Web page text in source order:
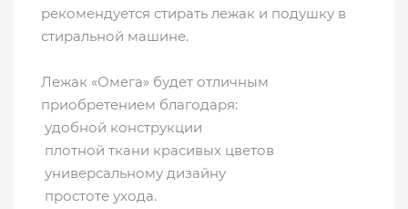
рекомендуется стирать лежак и подушку в
стиральной машине.
Лежак «Омега» будет отличным
приобретением благодаря:
удобной конструкции
плотной ткани красивых цветов
универсальному дизайну
простоте ухода.